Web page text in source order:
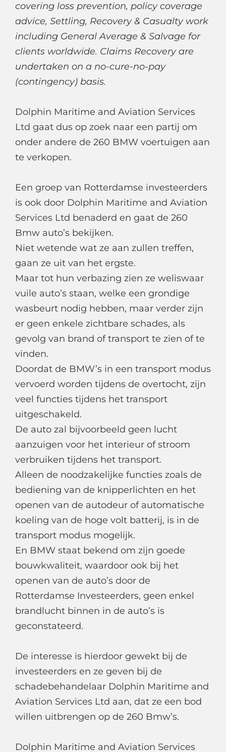
covering loss prevention, policy coverage
advice, Settling, Recovery & Casualty work
including General Average & Salvage for
clients worldwide. Claims Recovery are
undertaken on a no-cure-no-pay
(contingency) basis.
Dolphin Maritime and Aviation Services
Ltd gaat dus op zoek naar een partij om
onder andere de 260 BMW voertuigen aan
te verkopen.
Een groep van Rotterdamse investeerders
is ook door Dolphin Maritime and Aviation
Services Ltd benaderd en gaat de 260
Bmw auto’s bekijken.
Niet wetende wat ze aan zullen treffen,
gaan ze uit van het ergste.
Maar tot hun verbazing zien ze weliswaar
vuile auto’s staan, welke een grondige
wasbeurt nodig hebben, maar verder zijn
er geen enkele zichtbare schades, als
gevolg van brand of transport te zien of te
vinden.
Doordat de BMW’s in een transport modus
vervoerd worden tijdens de overtocht, zijn
veel functies tijdens het transport
uitgeschakeld.
De auto zal bijvoorbeeld geen lucht
aanzuigen voor het interieur of stroom
verbruiken tijdens het transport.
Alleen de noodzakelijke functies zoals de
bediening van de knipperlichten en het
openen van de autodeur of automatische
koeling van de hoge volt batterij, is in de
transport modus mogelijk.
En BMW staat bekend om zijn goede
bouwkwaliteit, waardoor ook bij het
openen van de auto’s door de
Rotterdamse Investeerders, geen enkel
brandlucht binnen in de auto’s is
geconstateerd.
De interesse is hierdoor gewekt bij de
investeerders en ze geven bij de
schadebehandelaar Dolphin Maritime and
Aviation Services Ltd aan, dat ze een bod
willen uitbrengen op de 260 Bmw’s.
Dolphin Maritime and Aviation Services